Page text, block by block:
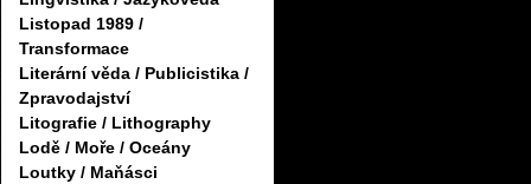
Listopad 1989 /
Transformace
Literární věda / Publicistika /
Zpravodajství
Litografie / Lithography
Lodě / Moře / Oceány
Loutky / Maňásci